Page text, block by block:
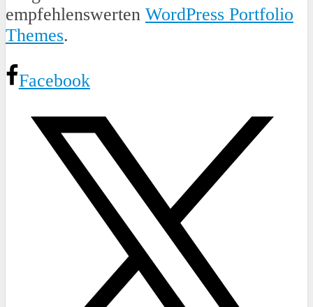
empfehlenswerten WordPress Portfolio
Themes.
Facebook